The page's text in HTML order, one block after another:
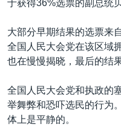
索
印太
中东
欧洲
美洲
全球议题
经济·金融·贸易
人权·法律·宗教
科教·文娱·体健
劳工
环境
美中关系
热点专题
白宫要闻
美中关系
美国建国250周年
VOA视频
中文广播
关注我们
于获得36%选票的副总统
大部分早期结果的选票来
全国人民大会党在该区域
也在慢慢揭晓，最后的结
全国人民大会党和执政的
举舞弊和恐吓选民的行为
体上是平静的。